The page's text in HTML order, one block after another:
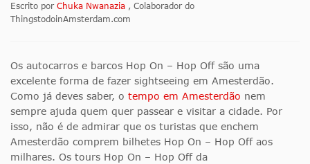
Escrito por Chuka Nwanazia , Colaborador do
ThingstodoinAmsterdam.com
Os autocarros e barcos Hop On – Hop Off são uma
excelente forma de fazer sightseeing em Amesterdão.
Como já deves saber, o tempo em Amesterdão nem
sempre ajuda quem quer passear e visitar a cidade. Por
isso, não é de admirar que os turistas que enchem
Amesterdão comprem bilhetes Hop On – Hop Off aos
milhares. Os tours Hop On – Hop Off da